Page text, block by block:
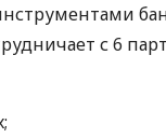
с 6